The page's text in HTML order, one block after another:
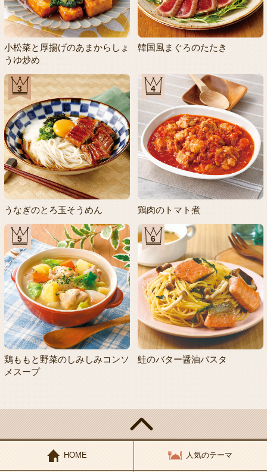
小松菜と厚揚げのあまからしょ
うゆ炒め
韓国風まぐろのたたき
3
うなぎのとろ玉そうめん
4
鶏肉のトマト煮
5
鶏ももと野菜のしみしみコンソ
メスープ
6
鮭のバター醤油パスタ
HOME 人気のテーマ